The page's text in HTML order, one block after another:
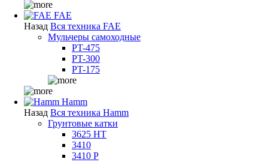
FAE
Назад Вся техника FAE
Мульчеры самоходные
PT-475
PT-300
PT-175
Hamm
Назад Вся техника Hamm
Грунтовые катки
3625 HT
3410
3410 P